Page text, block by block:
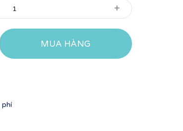
+
MUA HÀNG
phí